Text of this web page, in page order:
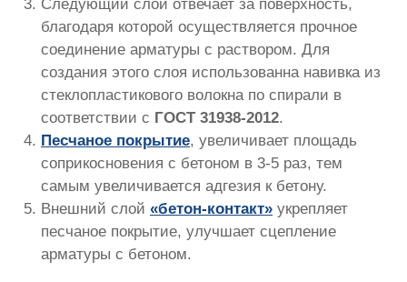
Следующий слой отвечает за поверхность,
благодаря которой осуществляется прочное
соединение арматуры с раствором. Для
создания этого слоя использованна навивка из
стеклопластикового волокна по спирали в
соответствии с ГОСТ 31938-2012.
Песчаное покрытие, увеличивает площадь
соприкосновения с бетоном в 3-5 раз, тем
самым увеличивается адгезия к бетону.
Внешний слой «бетон-контакт» укрепляет
песчаное покрытие, улучшает сцепление
арматуры с бетоном.